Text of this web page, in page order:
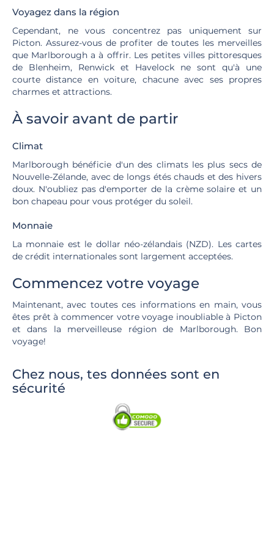
Voyagez dans la région
Cependant, ne vous concentrez pas uniquement sur
Picton. Assurez-vous de profiter de toutes les merveilles
que Marlborough a à offrir. Les petites villes pittoresques
de Blenheim, Renwick et Havelock ne sont qu'à une
courte distance en voiture, chacune avec ses propres
charmes et attractions.
À savoir avant de partir
Climat
Marlborough bénéficie d'un des climats les plus secs de
Nouvelle-Zélande, avec de longs étés chauds et des hivers
doux. N'oubliez pas d'emporter de la crème solaire et un
bon chapeau pour vous protéger du soleil.
Monnaie
La monnaie est le dollar néo-zélandais (NZD). Les cartes
de crédit internationales sont largement acceptées.
Commencez votre voyage
Maintenant, avec toutes ces informations en main, vous
êtes prêt à commencer votre voyage inoubliable à Picton
et dans la merveilleuse région de Marlborough. Bon
voyage!
Chez nous, tes données sont en
sécurité